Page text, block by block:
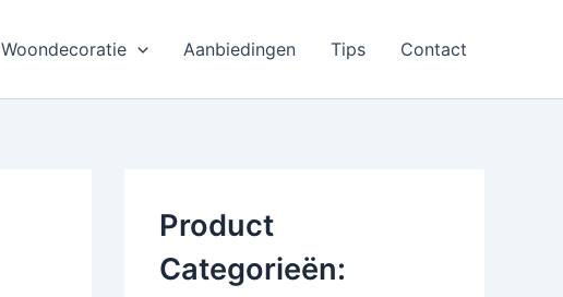
Woondecoratie Aanbiedingen Tips Contact
Product
Categorieën: